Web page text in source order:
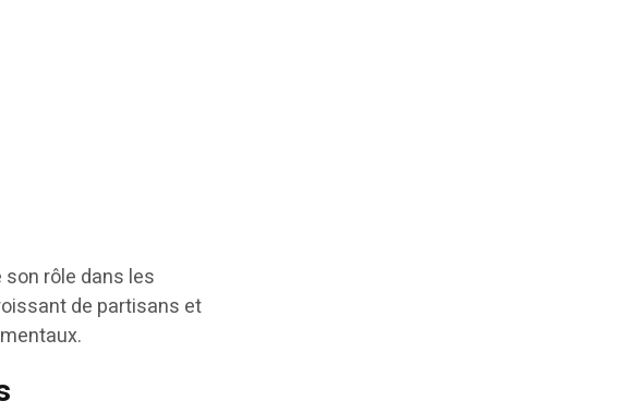
rôle dans les
de partisans et